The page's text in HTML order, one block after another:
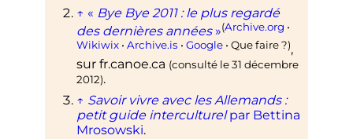
↑ « Bye Bye 2011 : le plus regardé
des dernières années »(Archive.org •
Wikiwix• Archive.is • Google• Que faire ?),
sur fr.canoe.ca (consulté le31 décembre
2012).
↑ Savoir vivre avec les Allemands :
petit guide interculturelpar Bettina
Mrosowski.